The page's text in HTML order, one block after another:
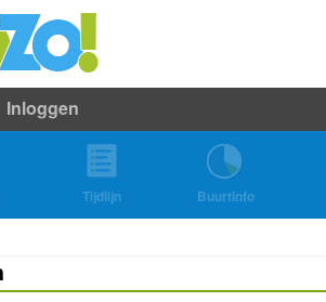
Inloggen
Tijdlijn Buurtinfo